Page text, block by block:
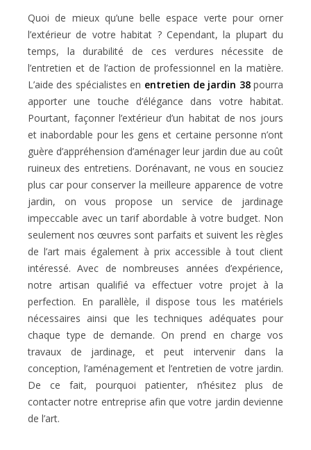
Quoi de mieux qu’une belle espace verte pour orner
l’extérieur de votre habitat ? Cependant, la plupart du
temps, la durabilité de ces verdures nécessite de
l’entretien et de l’action de professionnel en la matière.
L’aide des spécialistes en entretien de jardin 38pourra
apporter une touche d’élégance dans votre habitat.
Pourtant, façonner l’extérieur d’un habitat de nos jours
et inabordable pour les gens et certaine personne n’ont
guère d’appréhension d’aménager leur jardin due au coût
ruineux des entretiens. Dorénavant, ne vous en souciez
plus car pour conserver la meilleure apparence de votre
jardin, on vous propose un service de jardinage
impeccable avec un tarif abordable à votre budget. Non
seulement nos œuvres sont parfaits et suivent les règles
de l’art mais également à prix accessible à tout client
intéressé. Avec de nombreuses années d’expérience,
notre artisan qualifié va effectuer votre projet à la
perfection. En parallèle, il dispose tous les matériels
nécessaires ainsi que les techniques adéquates pour
chaque type de demande. On prend en charge vos
travaux de jardinage, et peut intervenir dans la
conception, l’aménagement et l’entretien de votre jardin.
De ce fait, pourquoi patienter, n’hésitez plus de
contacter notre entreprise afin que votre jardin devienne
de l’art.